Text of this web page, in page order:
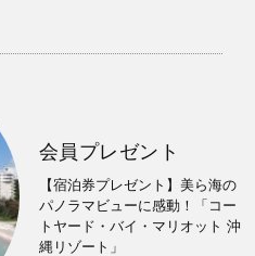
会員プレゼント
【宿泊券プレゼント】美ら海の
パノラマビューに感動！「コー
トヤード・バイ・マリオット 沖
縄リゾート」